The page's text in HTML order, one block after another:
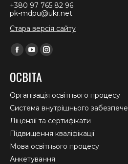
+380 97 765 82 96
pk-mdpu@ukr.net
Стара версія сайту
Find us on:
Facebook
opens
in
new
window
YouTube
opens
in
new
window
Instagram
in
new
window
ОСВІТА
Організація освітнього процесу
Система внутрішнього
Ліцензії та сертифікати
Підвищення кваліфікації
Мова освітнього процесу
Анкетування